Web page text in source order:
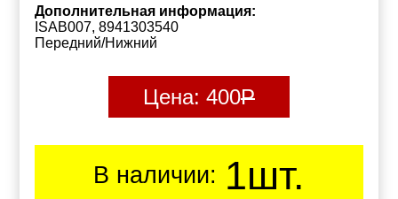
Дополнительная информация:
ISAB007, 8941303540
Передний/Нижний
Цена: 400Р
В наличии: 1шт.